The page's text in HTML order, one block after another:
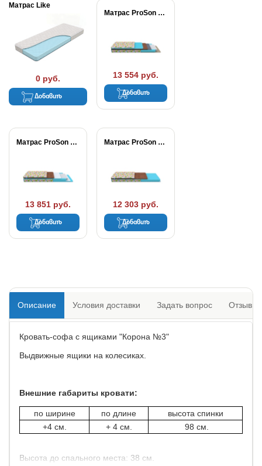
Матрас Like
0 руб.
Добавить
Матрас ProSon Совенок
13 554 руб.
Добавить
Матрас ProSon Медвежонок
13 851 руб.
Добавить
Матрас ProSon Тигренок
12 303 руб.
Добавить
Описание Условия доставки Задать вопрос Отзывы
Кровать-софа с ящиками "Корона №3"
Выдвижные ящики на колесиках.
Внешние габариты кровати:
по ширине по длине
высота спинки
+4 см.
+ 4 см. 98 см.
Высота до спального места: 38 см.